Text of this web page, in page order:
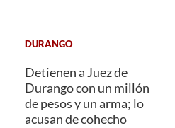
DURANGO
Detienen a Juez de
Durango con un millón
de pesos y un arma; lo
acusan de cohecho